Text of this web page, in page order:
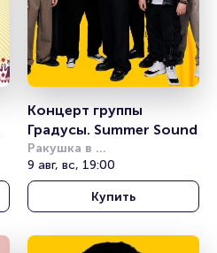
Концерт группы
Градусы. Summer Sound
Ракушка в
Александровском саду
9 авг, вс, 19:00
Купить